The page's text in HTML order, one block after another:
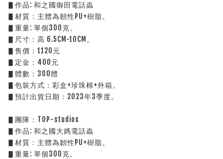
▋作品: 和之國御田電話蟲
▋材質：主體為韌性PU+樹脂。
▋重量: 單個300克。
▋尺寸：高 6.5CM-10CM。
▋售價：1120元
▋定金：400元
▋體數：300體
▋包裝方式：彩盒+珍珠棉+外箱。
▋預計出貨日期：2023年3季度。
▋團隊：TOP-studios
▋作品: 和之國大媽電話蟲
▋材質：主體為韌性PU+樹脂。
▋重量: 單個300克。